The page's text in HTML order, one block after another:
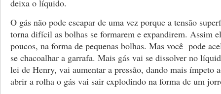
deixa o líquido.
O gás não pode escapar de uma vez porque a tensão
torna difícil as bolhas se formarem e expandirem. Assim
poucos, na forma de pequenas bolhas. Mas você pode
se chacoalhar a garrafa. Mais gás vai se dissolver no
lei de Henry, vai aumentar a pressão, dando mais ímpeto
abrir a rolha o gás vai sair explodindo na forma de um